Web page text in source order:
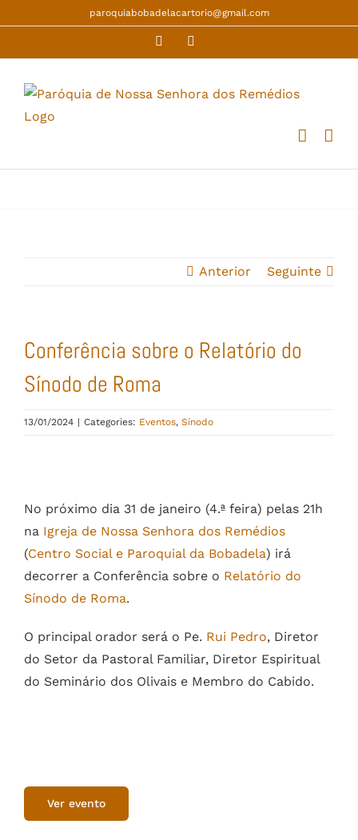
content
paroquiabobadelacartorio@gmail.com
Facebook
Anterior Seguinte
Conferência sobre o Relatório do
Sínodo de Roma
13/01/2024 | Categories: Eventos, Sínodo
Image
No próximo dia 31 de janeiro (4.ª feira) pelas 21h
na Igreja de Nossa Senhora dos Remédios
(Centro Social e Paroquial da Bobadela) irá
decorrer a Conferência sobre o Relatório do
Sínodo de Roma.
O principal orador será o Pe. Rui Pedro, Diretor
do Setor da Pastoral Familiar, Diretor Espiritual
do Seminário dos Olivais e Membro do Cabido.
Ver evento